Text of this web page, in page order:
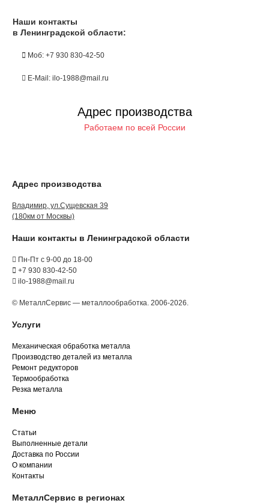
Наши контакты
в Ленинградской области:
Моб: +7 930 830-42-50
E-Mail: ilo-1988@mail.ru
Адрес производства
Работаем по всей России
Адрес производства
Владимир, ул.Сущевская 39
(180км от Москвы)
Наши контакты в Ленинградской области
Пн-Пт с 9-00 до 18-00
+7 930 830-42-50
ilo-1988@mail.ru
© МеталлСервис — металлообработка. 2006-2026.
Услуги
Механическая обработка металла
Производство деталей из металла
Ремонт редукторов
Термообработка
Резка металла
Меню
Статьи
Выполненные детали
Доставка по России
О компании
Контакты
МеталлСервис в регионах